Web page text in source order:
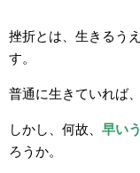
挫折とは、生きるう
す。
普通に生きていれば
しかし、何故、 早い
ろうか。